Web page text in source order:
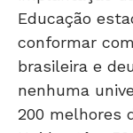
Educação
conformar
brasileira e
nenhuma
200 melhores